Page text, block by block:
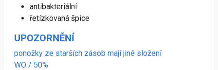
antibakteriální
řetízkovaná špice
UPOZORNĚNÍ
ponožky ze starších zásob mají jiné složení
WO / 50%